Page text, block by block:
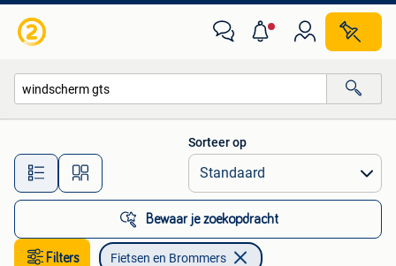
Alle afstanden…
Sorteer op
Bewaar je zoekopdracht
Filters Fietsen en Brommers